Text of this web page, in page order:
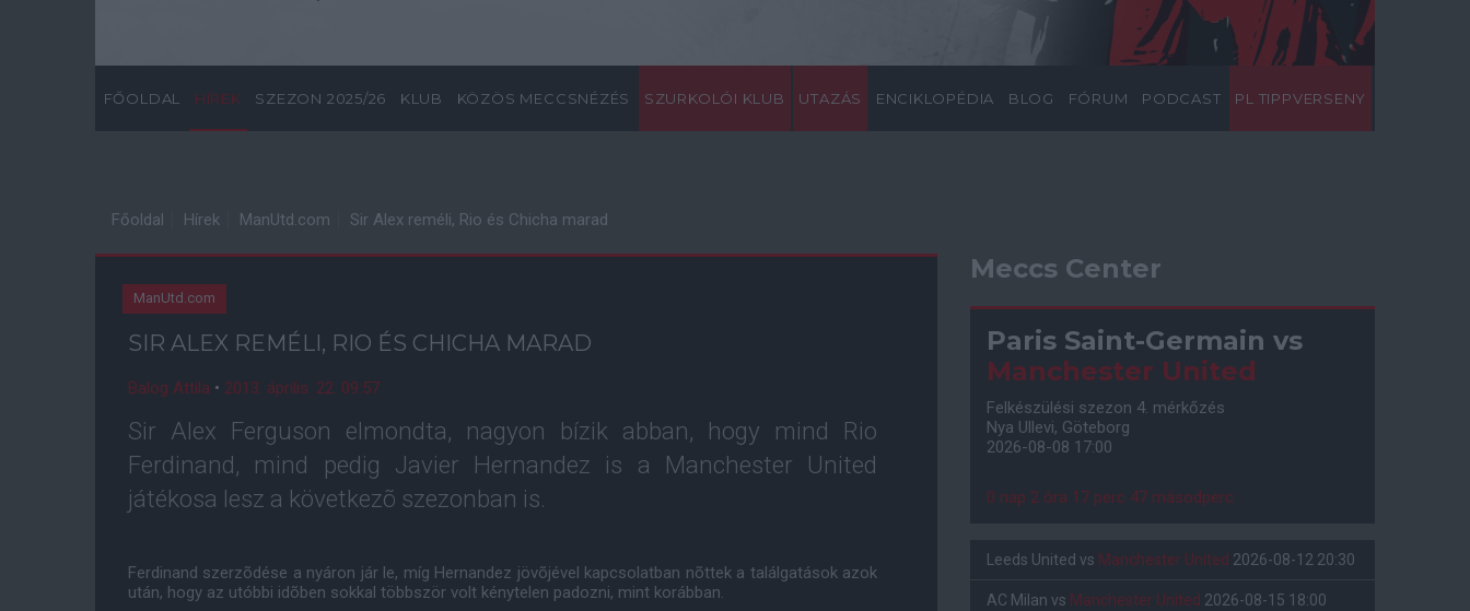
FŐOLDAL HÍREK SZEZON 2025/26 KLUB KÖZÖS MECCSNÉZÉS SZURKOLÓI KLUB UTAZÁS ENCIKLOPÉDIA BLOG FÓRUM PODCAST PL TIPPVERSENY
Főoldal Hírek ManUtd.com Sir Alex reméli, Rio és Chicha marad
ManUtd.com
SIR ALEX REMÉLI, RIO ÉS CHICHA MARAD
Balog Attila • 2013. április. 22. 09:57
Sir Alex Ferguson elmondta, nagyon bízik abban, hogy mind Rio
Ferdinand, mind pedig Javier Hernandez is a Manchester United
játékosa lesz a következõ szezonban is.
Ferdinand szerzõdése a nyáron jár le, míg Hernandez jövõjével kapcsolatban nõttek a találgatások azok
után, hogy az utóbbi idõben sokkal többször volt kénytelen padozni, mint korábban.
Meccs Center
Paris Saint-Germain vs
Manchester United
Felkészülési szezon 4. mérkőzés
Nya Ullevi, Göteborg
2026-08-08 17:00
0 nap 2 óra 17 perc 46 másodperc
Leeds United vs Manchester United 2026-08-12 20:30
AC Milan vs Manchester United 2026-08-15 18:00